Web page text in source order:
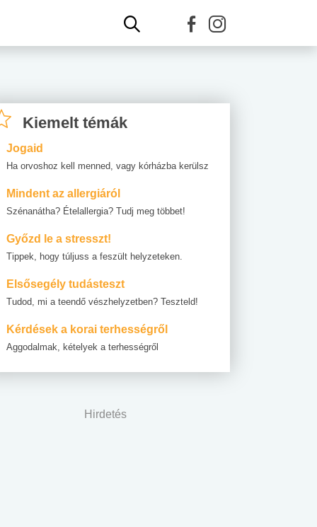
Kiemelt témák
Jogaid
Ha orvoshoz kell menned, vagy kórházba kerülsz
Mindent az allergiáról
Szénanátha? Ételallergia? Tudj meg többet!
Győzd le a stresszt!
Tippek, hogy túljuss a feszült helyzeteken.
Elsősegély tudásteszt
Tudod, mi a teendő vészhelyzetben? Teszteld!
Kérdések a korai terhességről
Aggodalmak, kételyek a terhességről
Hirdetés